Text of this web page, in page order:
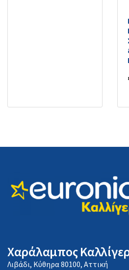
Χαράλαμπος
Λιβάδι, Κύθηρα 80100, Αττική